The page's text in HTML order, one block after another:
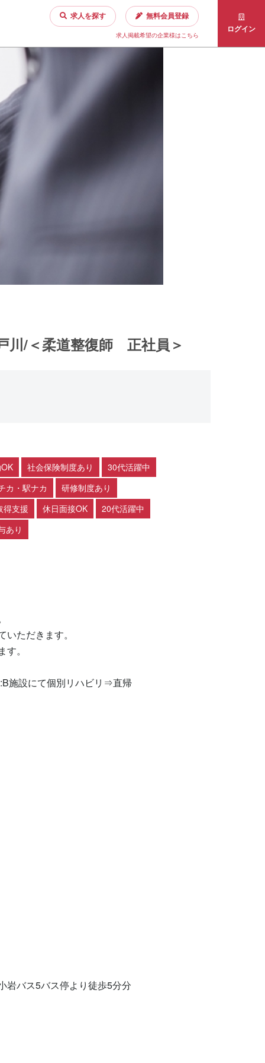
求人を探す 無料会員登録
求人掲載希望の企業様はこちら
ログイン
川/＜柔道整復師 正社員＞
社会保険制度あり
30代活躍中
カ・駅ナカ
研修制度あり
得支援
休日面接OK
20代活躍中
あり
ただきます。
。
施設にて個別リハビリ⇒直帰
岩バス5バス停より徒歩5分分